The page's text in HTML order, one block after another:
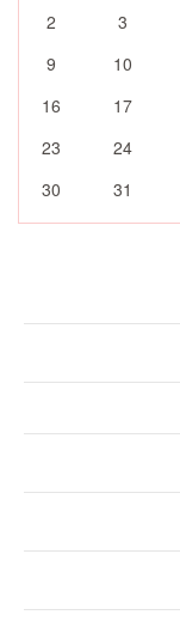
2
3
9
10
16
17
23
24
30
31